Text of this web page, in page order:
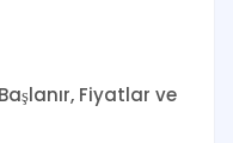
Fiyatlar ve